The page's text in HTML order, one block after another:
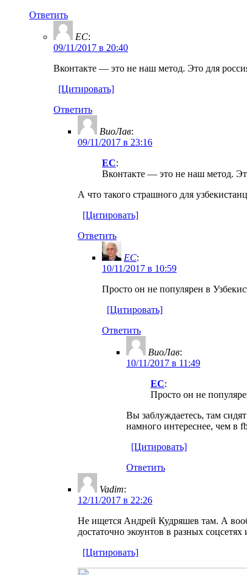
Ответить
ЕС:
09/11/2017 в 20:40
Вконтакте — это не наш метод. Это для
[Цитировать]
Ответить
ВиоЛав:
09/11/2017 в 23:16
ЕС:
Вконтакте — это не наш метод.
А что такого страшного для
[Цитировать]
Ответить
EC:
10/11/2017 в 10:59
Просто он не популярен в
[Цитировать]
Ответить
ВиоЛав:
10/11/2017 в 11:49
EC:
Просто он не
Вы заблуждаетесь, там
намного интереснее, чем в
[Цитировать]
Ответить
Vadim:
12/11/2017 в 22:26
Не ищется Андрей Кудряшев там. А
достаточно экоунтов в разных
[Цитировать]